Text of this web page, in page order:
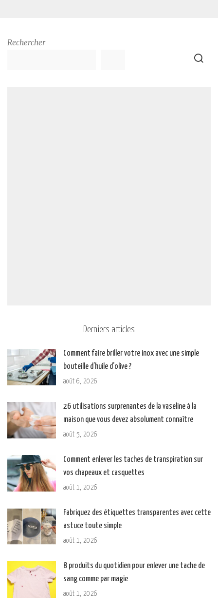
Rechercher
Derniers articles
Comment faire briller votre inox avec une simple
bouteille d’huile d’olive ?
août 6, 2026
26 utilisations surprenantes de la vaseline à la
maison que vous devez absolument connaître
août 5, 2026
Comment enlever les taches de transpiration sur
vos chapeaux et casquettes
août 1, 2026
Fabriquez des étiquettes transparentes avec cette
astuce toute simple
août 1, 2026
8 produits du quotidien pour enlever une tache de
sang comme par magie
août 1, 2026